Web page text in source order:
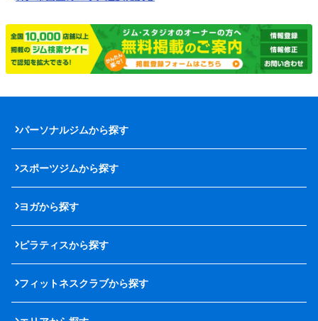
パーソナルジムから探す
スポーツジムから探す
ヨガから探す
ピラティスから探す
フィットネスクラブから探す